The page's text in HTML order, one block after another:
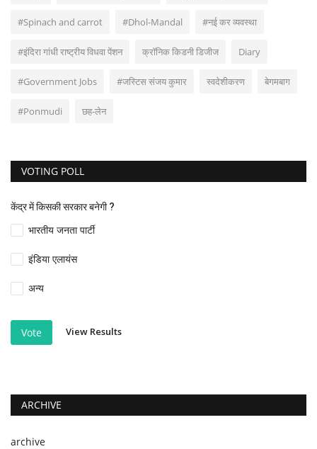
#Spinach and carrot #Dhol-Mandal #नई कर व्यवस्था
#इंदिरा गांधी राष्ट्रीय विधवा पेंशन क्रॉनिक किडनी डिजीज Diary
#Government Jobs #जस्टिस संजय कुमार स्वदेशीकरण बेगमबाग
#Ponmudi छह-लेन
VOTING POLL
केंद्र में किसकी सरकार बनेगी ?
भारतीय जनता पार्टी
इंडिया एलायंस
अन्य
Vote View Results
ARCHIVE
archive